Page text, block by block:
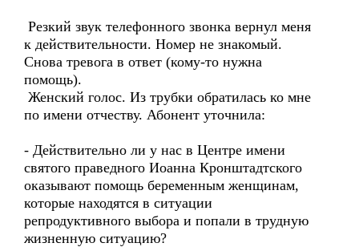
Резкий звук телефонного звонка вернул меня
к действительности. Номер не знакомый.
Снова тревога в ответ (кому-то нужна
помощь).
Женский голос. Из трубки обратилась ко мне
по имени отчеству. Абонент уточнила:
- Действительно ли у нас в Центре имени
святого праведного Иоанна Кронштадтского
оказывают помощь беременным женщинам,
которые находятся в ситуации
репродуктивного выбора и попали в трудную
жизненную ситуацию?